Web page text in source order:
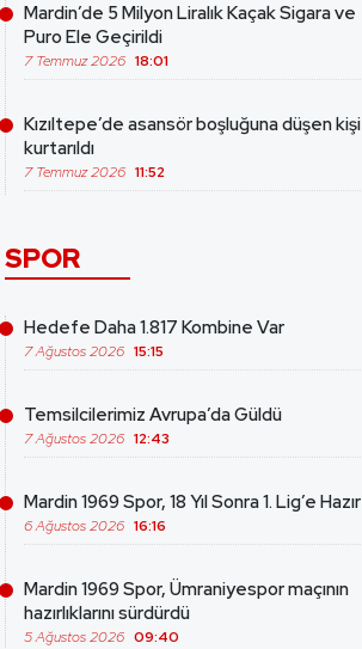
Mardin’de 5 Milyon Liralık Kaçak Sigara ve
Puro Ele Geçirildi
7 Temmuz 2026 18:01
Kızıltepe’de asansör boşluğuna düşen kişi
kurtarıldı
7 Temmuz 2026 11:52
SPOR
Hedefe Daha 1.817 Kombine Var
7 Ağustos 2026 15:15
Temsilcilerimiz Avrupa’da Güldü
7 Ağustos 2026 12:43
Mardin 1969 Spor, 18 Yıl Sonra 1. Lig’e Hazır
6 Ağustos 2026 16:16
Mardin 1969 Spor, Ümraniyespor maçının
hazırlıklarını sürdürdü
5 Ağustos 2026 09:40